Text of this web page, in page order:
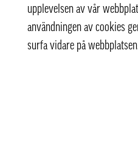
upplevelsen av vår
användningen av cookies
surfa vidare på